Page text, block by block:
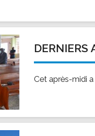
DERNIERS
Cet après-midi